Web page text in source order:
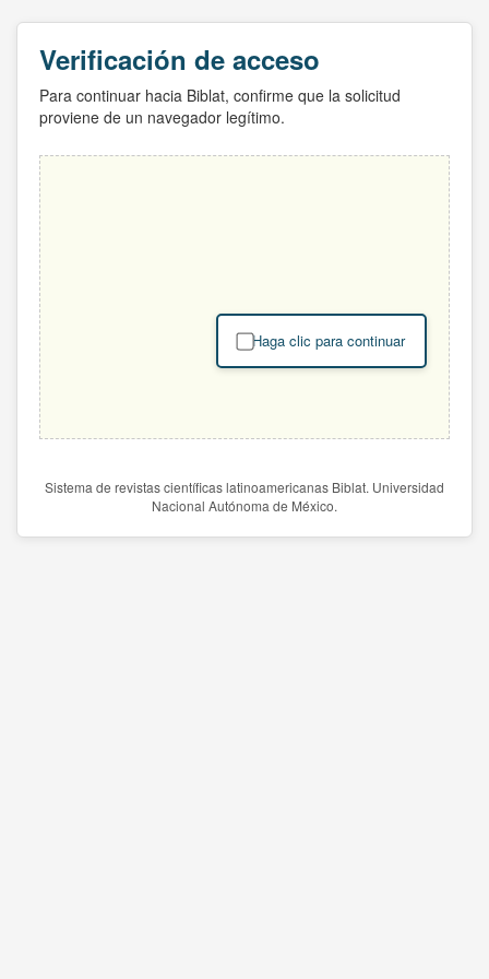
Verificación de acceso
Para continuar hacia Biblat, confirme que la solicitud
proviene de un navegador legítimo.
Haga clic para continuar
Sistema de revistas científicas latinoamericanas Biblat. Universidad
Nacional Autónoma de México.